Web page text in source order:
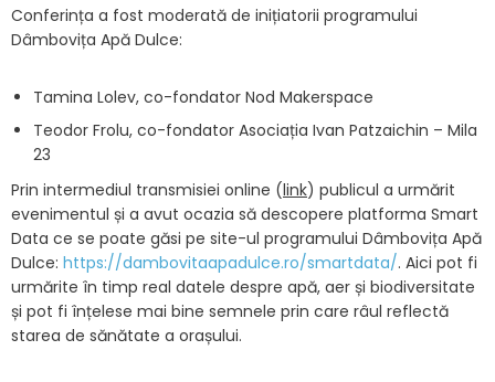
Conferința a fost moderată de inițiatorii programului
Dâmbovița Apă Dulce:
Tamina Lolev, co-fondator Nod Makerspace
Teodor Frolu, co-fondator Asociația Ivan Patzaichin – Mila
23
Prin intermediul transmisiei online (link) publicul a urmărit
evenimentul și a avut ocazia să descopere platforma Smart
Data ce se poate găsi pe site-ul programului Dâmbovița Apă
Dulce: https://dambovitaapadulce.ro/smartdata/. Aici pot fi
urmărite în timp real datele despre apă, aer și biodiversitate
și pot fi înțelese mai bine semnele prin care râul reflectă
starea de sănătate a orașului.